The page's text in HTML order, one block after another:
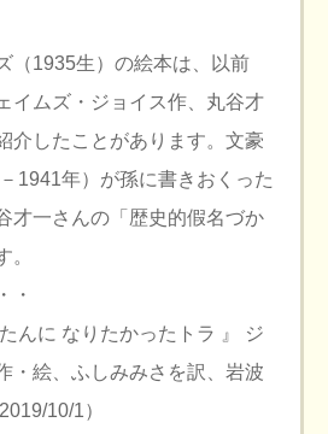
（1935生）の絵本は、以前
イムズ・ジョイス作、丸谷才
介したことがあります。文豪
1941年）が孫に書きおくった
才一さんの「歴史的假名づか
。
んに なりたかったトラ 』 ジ
・絵、ふしみみさを訳、岩波
10/1）